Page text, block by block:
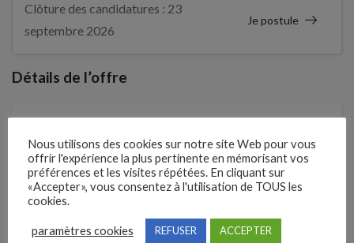
Clôture des candidatures : 23
septembre 2026
Je postule
Détails de l’offre
DNR TRANSPORTS
Référence
Nous utilisons des cookies sur notre site Web pour vous
offrir l'expérience la plus pertinente en mémorisant vos
préférences et les visites répétées. En cliquant sur
«Accepter», vous consentez à l'utilisation de TOUS les
cookies.
paramètres cookies REFUSER ACCEPTER